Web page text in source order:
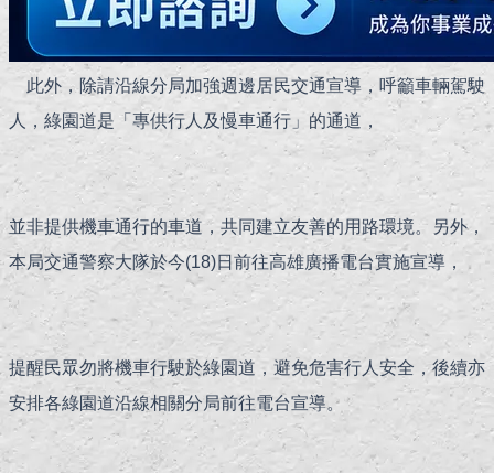
此外，除請沿線分局加強週邊居民交通宣導，呼籲車輛駕駛
人，綠園道是「專供行人及慢車通行」的通道，
並非提供機車通行的車道，共同建立友善的用路環境。另外，
本局交通警察大隊於今(18)日前往高雄廣播電台實施宣導，
提醒民眾勿將機車行駛於綠園道，避免危害行人安全，後續亦
安排各綠園道沿線相關分局前往電台宣導。